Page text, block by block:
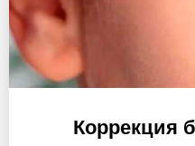
Коррекция